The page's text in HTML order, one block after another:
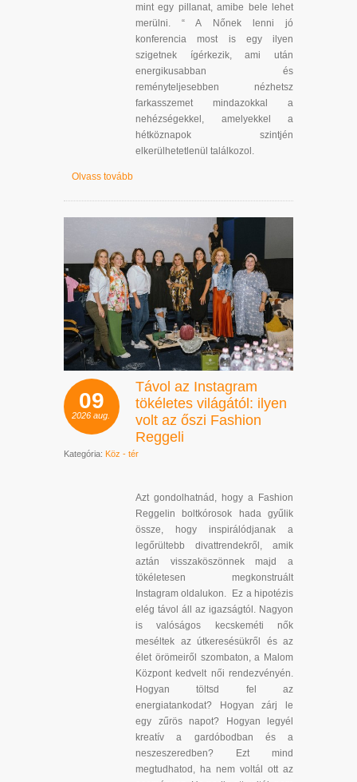
mint egy pillanat, amibe bele lehet
merülni. “ A Nőnek lenni jó
konferencia most is egy ilyen
szigetnek ígérkezik, ami után
energikusabban és
reményteljesebben nézhetsz
farkasszemet mindazokkal a
nehézségekkel, amelyekkel a
hétköznapok szintjén
elkerülhetetlenül találkozol.
Olvass tovább
09
2026 aug.
Távol az Instagram
tökéletes világától: ilyen
volt az őszi Fashion
Reggeli
Kategória: Köz - tér
Azt gondolhatnád, hogy a Fashion
Reggelin boltkórosok hada gyűlik
össze, hogy inspirálódjanak a
legőrültebb divattrendekről, amik
aztán visszaköszönnek majd a
tökéletesen megkonstruált
Instagram oldalukon. Ez a hipotézis
elég távol áll az igazságtól. Nagyon
is valóságos kecskeméti nők
meséltek az útkeresésükről és az
élet örömeiről szombaton, a Malom
Központ kedvelt női rendezvényén.
Hogyan töltsd fel az
energiatankodat? Hogyan zárj le
egy zűrös napot? Hogyan legyél
kreatív a gardóbodban és a
neszeszeredben? Ezt mind
megtudhatod, ha nem voltál ott az